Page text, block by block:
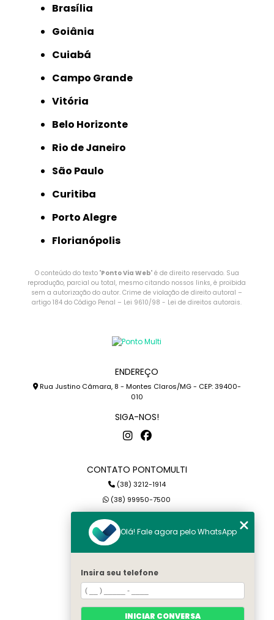
Brasília
Goiânia
Cuiabá
Campo Grande
Vitória
Belo Horizonte
Rio de Janeiro
São Paulo
Curitiba
Porto Alegre
Florianópolis
O conteúdo do texto "Ponto Via Web" é de direito reservado. Sua
reprodução, parcial ou total, mesmo citando nossos links, é proibida
sem a autorização do autor. Crime de violação de direito autoral –
artigo 184 do Código Penal – Lei 9610/98 - Lei de direitos autorais.
ENDEREÇO
Rua Justino Câmara, 8 - Montes Claros/MG - CEP: 39400-
010
SIGA-NOS!
CONTATO PONTOMULTI
(38) 3212-1914
(38) 99950-7500
petterson@pontomulti.com.br
MENU
Quem somos
Serviços
Blog
Olá! Fale agora pelo WhatsApp
Insira seu telefone
INICIAR CONVERSA